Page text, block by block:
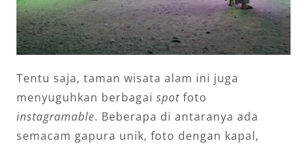
Tentu saja, taman wisata alam ini juga
menyuguhkan berbagai spot foto
instagramable. Beberapa di antaranya ada
semacam gapura unik, foto dengan kapal,